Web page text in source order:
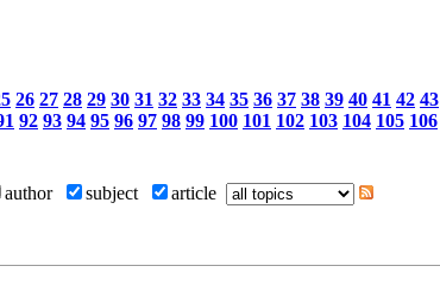
26 27 28 29 30 31 32 33 34 35 36 37 38 39 40 41 42 43
92 93 94 95 96 97 98 99 100 101 102 103 104 105 106
author subject article